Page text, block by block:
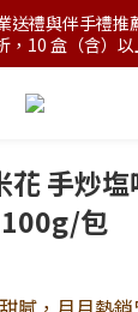
送禮與伴手禮推
，10 盒（含）
花 手炒
包